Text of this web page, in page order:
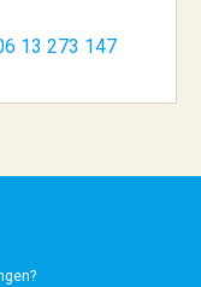
13 273 147